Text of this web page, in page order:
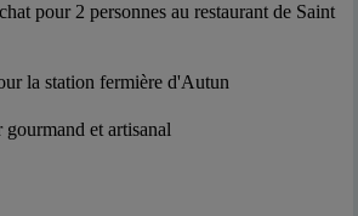
pour 2 personnes au restaurant de Saint
la station fermière d'Autun
et artisanal